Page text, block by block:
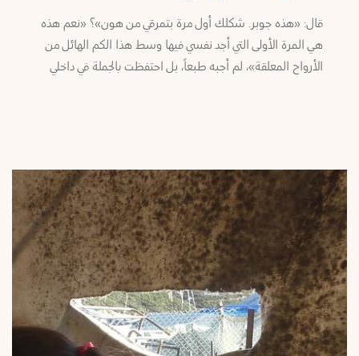
قال: «هذه جوبر. شكلك أول مرة بتمرقي من هون»؟ «نعم هذه
هي المرة الأولى التي أجد نفسي فيها وسط هذا الكم الهائل من
الأرواح المعلقة»، لم أجبه طبعاً، بل احتفظت بالجملة في داخلي